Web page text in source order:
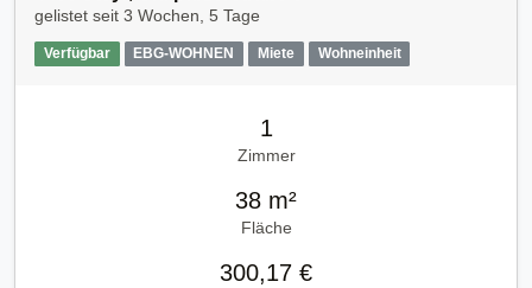
gelistet seit 3 Wochen, 5 Tage
Verfügbar EBG-WOHNEN Miete Wohneinheit
1
Zimmer
38 m²
Fläche
300,17 €